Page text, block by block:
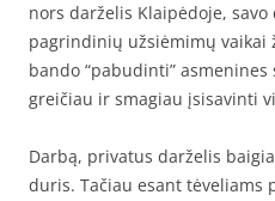
nors darželis Klaipėdoje,
pagrindinių užsiėmimų vaikai
bando “pabudinti” asmenines
greičiau ir smagiau įsisavinti
Darbą, privatus darželis
duris. Tačiau esant tėveliams